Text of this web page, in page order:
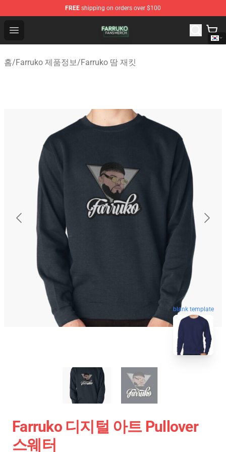
FREE shipping on orders over $100
Open menu
Farruko Shop - Official Farruko Merchandise Store
홈/Farruko 제품정보/Farruko 땀 재킷
blank template
Farruko 디지털 아트 Pullover
스웨터